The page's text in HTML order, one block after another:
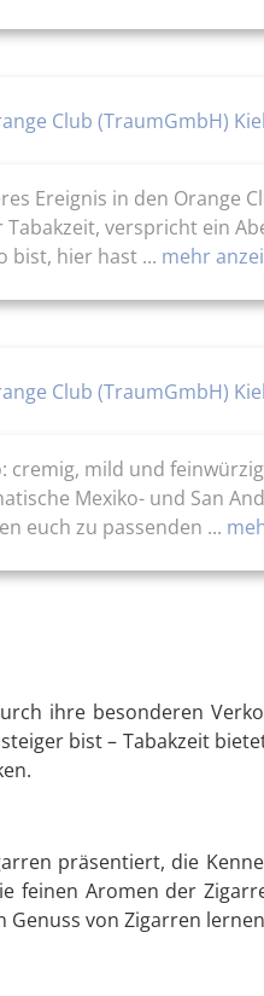
Club (TraumGmbH)
Ereignis in den Orange
verspricht ein
bist, hier hast ... mehr
Club (TraumGmbH)
cremig, mild und
Mexiko- und San
euch zu passenden ...
ihre besonderen
bist – Tabakzeit
präsentiert, die
Aromen der
Genuss von Zigarren